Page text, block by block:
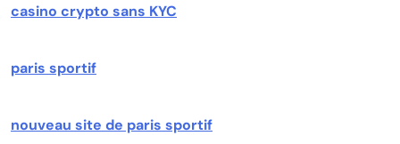
casino crypto sans KYC
paris sportif
nouveau site de paris sportif